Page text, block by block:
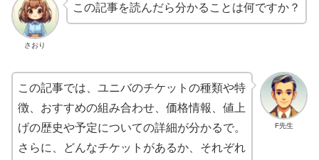
さおり
この記事を読んだら分かることは何ですか？
F先生
この記事では、ユニバのチケットの種類や特
徴、おすすめの組み合わせ、価格情報、値上
げの歴史や予定についての詳細が分かるで。
さらに、どんなチケットがあるか、それぞれ